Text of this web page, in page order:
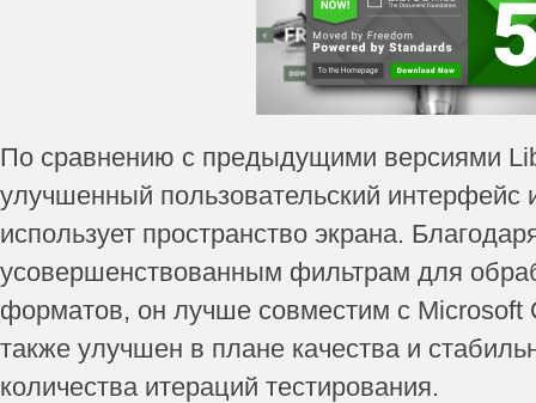
По сравнению с предыдущими версиями
улучшенный пользовательский
использует пространство экрана.
усовершенствованным фильтрам для
форматов, он лучше совместим с Microsoft
также улучшен в плане качества и
количества итераций тестирования.